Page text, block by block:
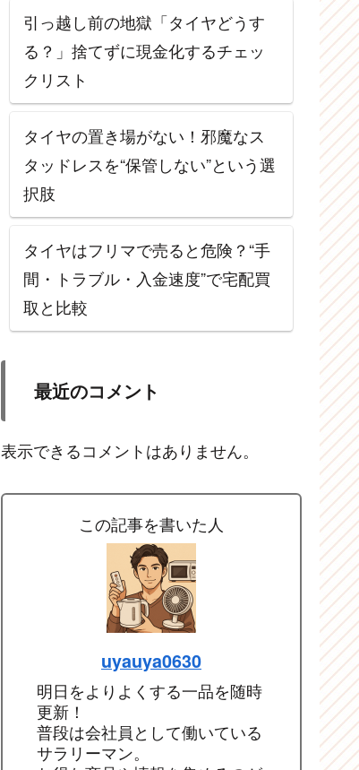
引っ越し前の地獄「タイヤどうす
る？」捨てずに現金化するチェッ
クリスト
タイヤの置き場がない！邪魔なス
タッドレスを“保管しない”という選
択肢
タイヤはフリマで売ると危険？“手
間・トラブル・入金速度”で宅配買
取と比較
最近のコメント
表示できるコメントはありません。
この記事を書いた人
uyauya0630
明日をよりよくする一品を随時
更新！
普段は会社員として働いている
サラリーマン。